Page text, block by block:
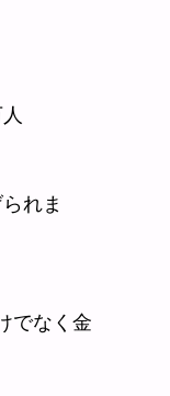
れま
でなく金